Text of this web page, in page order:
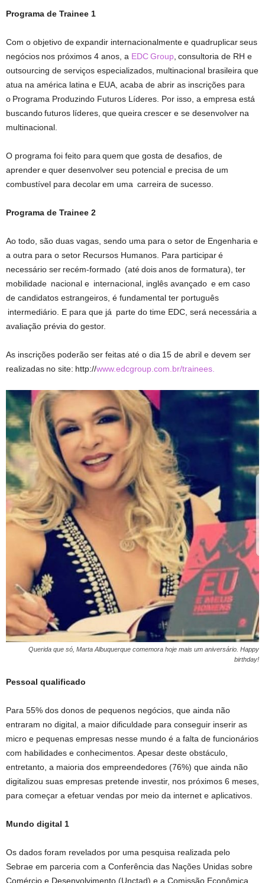
Programa de Trainee 1
Com o objetivo de expandir internacionalmente e quadruplicar seus
negócios nos próximos 4 anos, a EDC Group , consultoria de RH e
outsourcing de serviços especializados, multinacional brasileira que
atua na américa latina e EUA, acaba de abrir as inscrições para
o Programa Produzindo Futuros Líderes. Por isso, a empresa está
buscando futuros líderes, que queira crescer e se desenvolver na
multinacional.
O programa foi feito para quem que gosta de desafios, de
aprender e quer desenvolver seu potencial e precisa de um
combustível para decolar em uma carreira de sucesso.
Programa de Trainee 2
Ao todo, são duas vagas, sendo uma para o setor de Engenharia e
a outra para o setor Recursos Humanos. Para participar é
necessário ser recém-formado (até dois anos de formatura), ter
mobilidade nacional e internacional, inglês avançado e em caso
de candidatos estrangeiros, é fundamental ter português
intermediário. E para que já parte do time EDC, será necessária a
avaliação prévia do gestor.
As inscrições poderão ser feitas até o dia 15 de abril e devem ser
realizadas no site: http://www.edcgroup.com.br/trainees.
Querida que só, Marta Albuquerque comemora hoje mais um aniversário. Happy
birthday!
Pessoal qualificado
Para 55% dos donos de pequenos negócios, que ainda não
entraram no digital, a maior dificuldade para conseguir inserir as
micro e pequenas empresas nesse mundo é a falta de funcionários
com habilidades e conhecimentos. Apesar deste obstáculo,
entretanto, a maioria dos empreendedores (76%) que ainda não
digitalizou suas empresas pretende investir, nos próximos 6 meses,
para começar a efetuar vendas por meio da internet e aplicativos.
Mundo digital 1
Os dados foram revelados por uma pesquisa realizada pelo
Sebrae em parceria com a Conferência das Nações Unidas sobre
Comércio e Desenvolvimento (Unctad) e a Comissão Econômica